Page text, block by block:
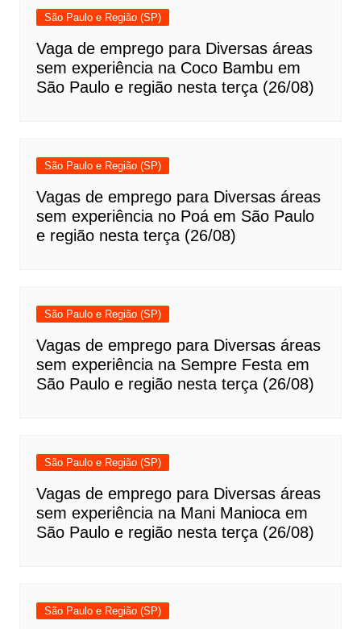
São Paulo e Região (SP)
Vaga de emprego para Diversas áreas
sem experiência na Coco Bambu em
São Paulo e região nesta terça (26/08)
São Paulo e Região (SP)
Vagas de emprego para Diversas áreas
sem experiência no Poá em São Paulo
e região nesta terça (26/08)
São Paulo e Região (SP)
Vagas de emprego para Diversas áreas
sem experiência na Sempre Festa em
São Paulo e região nesta terça (26/08)
São Paulo e Região (SP)
Vagas de emprego para Diversas áreas
sem experiência na Mani Manioca em
São Paulo e região nesta terça (26/08)
São Paulo e Região (SP)